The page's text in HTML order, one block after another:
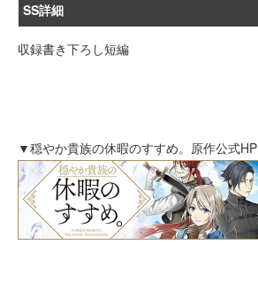
SS詳細
収録書き下ろし短編
▼穏やか貴族の休暇のすすめ。原作公式HP